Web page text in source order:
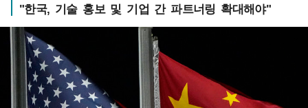
"한국, 기술 홍보 및 기업 간 파트너링 확대해야"